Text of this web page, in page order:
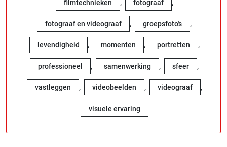
filmtechnieken , fotograaf ,
fotograaf en videograaf , groepsfoto's ,
levendigheid , momenten , portretten ,
professioneel , samenwerking , sfeer ,
vastleggen , videobeelden , videograaf ,
visuele ervaring